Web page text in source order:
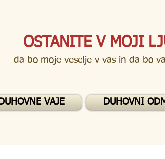
OSTANITE V MOJI
da bo moje veselje v vas in da bo
DUHOVNE VAJE DUHOVNI